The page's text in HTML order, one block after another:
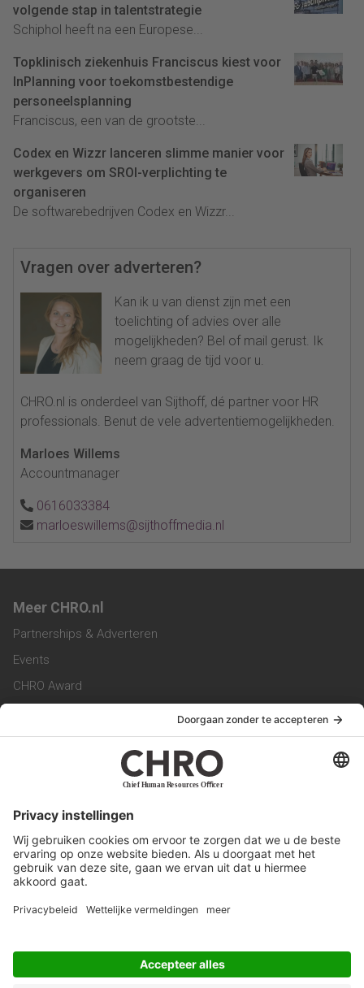
volgende stap in talentstrategie
Schiphol heeft na een Europese...
Topklinisch ziekenhuis Franciscus kiest voor
InPlanning voor toekomstbestendige
personeelsplanning
Franciscus, een van de grootste...
Codex en Wizzr lanceren slimme manier voor
werkgevers om SROI-verplichting te
organiseren
De softwarebedrijven Codex en Wizzr...
Vragen over adverteren?
Kan ik u van dienst zijn met een
toelichting of advies over alle
mogelijkheden? Bel of mail gerust. Ik
neem graag de tijd voor u.
CHRO.nl is onderdeel van Sijthoff, dé partner voor HR
professionals. Benut de vele advertentiemogelijkheden.
Marloes Willems
Accountmanager
0616033384
marloeswillems@sijthoffmedia.nl
Meer CHRO.nl
Partnerships & Adverteren
Events
CHRO Award
CHRO Magazine
Service & Contact
Werken bij ons
Privacy Statement
Algemene Voorwaarden